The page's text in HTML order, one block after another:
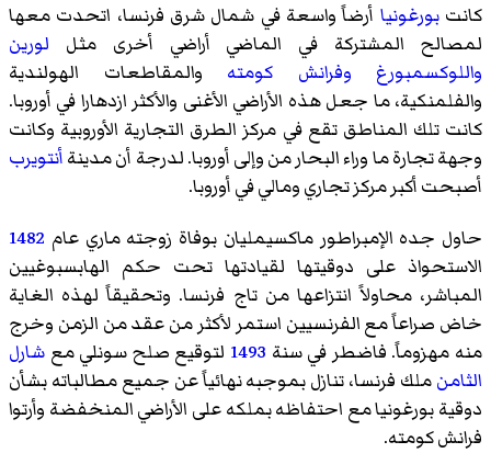
كانتبورغونيا أرضاً واسعة في شمال شرق فرنسا، اتحدت معها
لمصالح المشتركة في الماضي أراضي أخرى مثل لورين
واللوكسمبورغ
وفرانش كومته والمقاطعات الهولندية
والفلمنكية، ما جعل هذه الأراضي الأغنى والأكثر ازدهارا في أوروبا.
كانت تلك المناطق تقع في مركز الطرق التجارية الأوروبية وكانت
وجهة تجارة ما وراء البحار من وإلى أوروبا. لدرجة أن مدينةأنتويرب
أصبحت أكبر مركز تجاري ومالي في أوروبا.
حاول جده الإمبراطور ماكسيمليان بوفاة زوجته ماري عام 1482
الاستحواذ على دوقيتها لقيادتها تحت حكم الهابسبوغيين
المباشر، محاولاً انتزاعها من تاج فرنسا. وتحقيقاً لهذه الغاية
خاض صراعاً مع الفرنسيين استمر لأكثر من عقد من الزمن وخرج
منه مهزوماً. فاضطر في سنة 1493 لتوقيع صلح سونليمع شارل
الثامنملك فرنسا، تنازل بموجبه نهائياً عن جميع مطالباته بشأن
دوقية بورغونيا مع احتفاظه بملكه على الأراضي المنخفضة وأرتوا
فرانش كومته.